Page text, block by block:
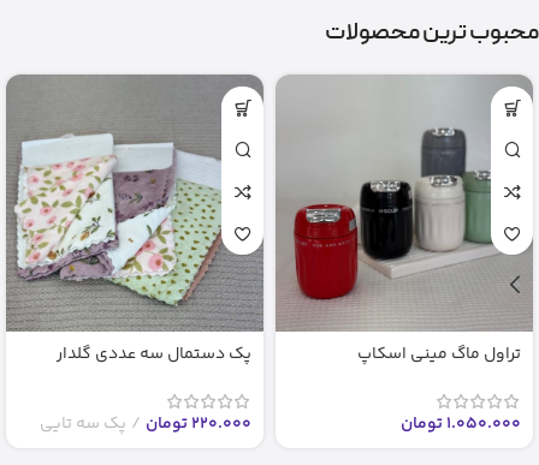
محبوب ترین محصولات
تراول ماگ مینی اسکاپ
1.050.000تومان
پک دستمال سه عددی گلدار
220.000تومان پک سه تایی